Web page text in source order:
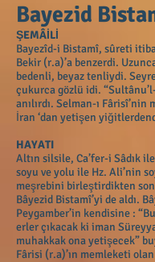
Bayezid
ŞEMÂİLİ
Bayezîd-i Bistamî, sûreti
Bekir (r.a)’a benzerdi.
bedenli, beyaz tenliydi.
çukurca gözlü idi.
anılırdı. Selman-ı
İran ‘dan yetişen
HAYATI
Altın silsile, Ca’fer-i Sâdık
soyu ve yolu ile Hz. Ali’nin
meşrebini birleştirdikten
Bâyezid Bistamî’yi de aldı.
Peygamber’in kendisine :
erler çıkacak ki iman
muhakkak ona yetişecek”
Fârisi (r.a)’ın memleketi olan